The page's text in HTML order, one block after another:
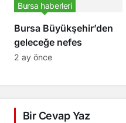
Bursa Büyükşehir’den
geleceğe nefes
Bursa haberleri
2 ay önce
Bir Cevap Yaz